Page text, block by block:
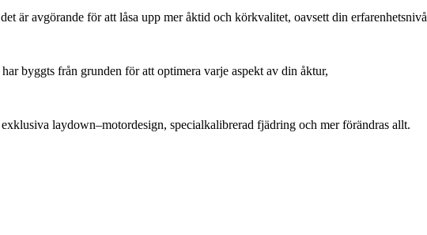
det är avgörande för att låsa upp mer åktid och körkvalitet, oavsett din erfarenhetsnivå
har byggts från grunden för att optimera varje aspekt av din åktur,
exklusiva laydown–motordesign, specialkalibrerad fjädring och mer förändras allt.